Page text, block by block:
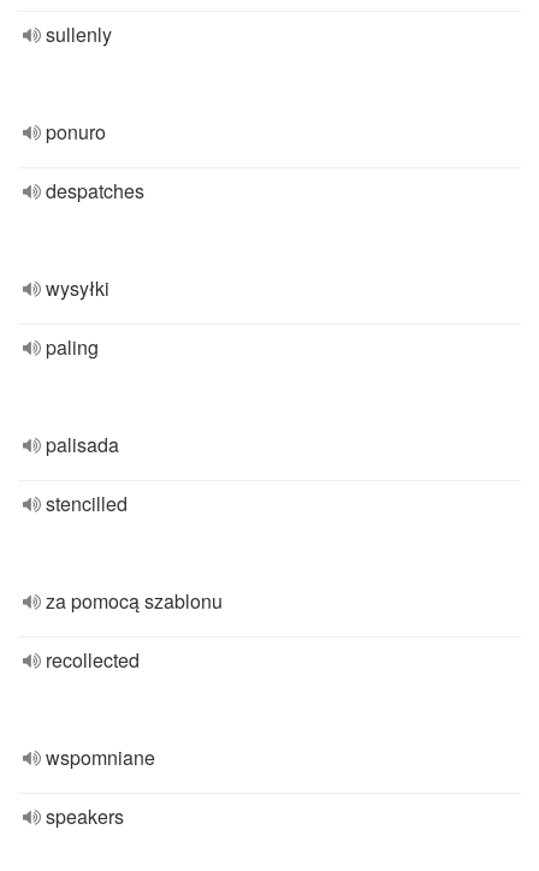
sullenly
ponuro
despatches
wysyłki
paling
palisada
stencilled
za pomocą szablonu
recollected
wspomniane
speakers